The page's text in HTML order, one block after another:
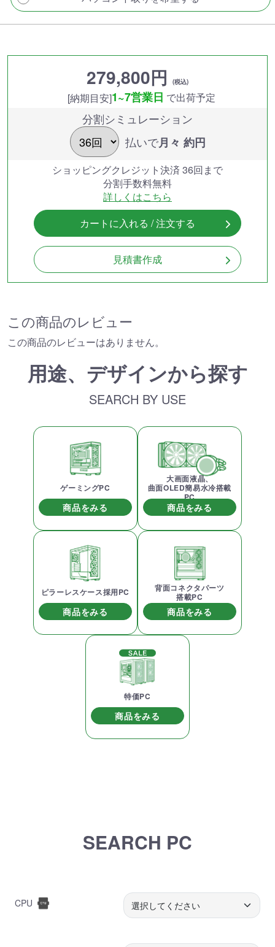
279,800円 (税込)
[納期目安]1~7営業日 で出荷予定
分割シミュレーション
払いで月々 約円
ショッピングクレジット決済 36回まで
分割手数料無料
詳しくはこちら
カートに入れる / 注文する
見積書作成
この商品のレビュー
この商品のレビューはありません。
用途、デザインから探す
SEARCH BY USE
ゲーミングPC
商品をみる
大画面液晶、
曲面OLED簡易水冷搭載
PC
商品をみる
ピラーレスケース採用PC
商品をみる
背面コネクタパーツ
搭載PC
商品をみる
特価PC
商品をみる
SEARCH PC
CPU